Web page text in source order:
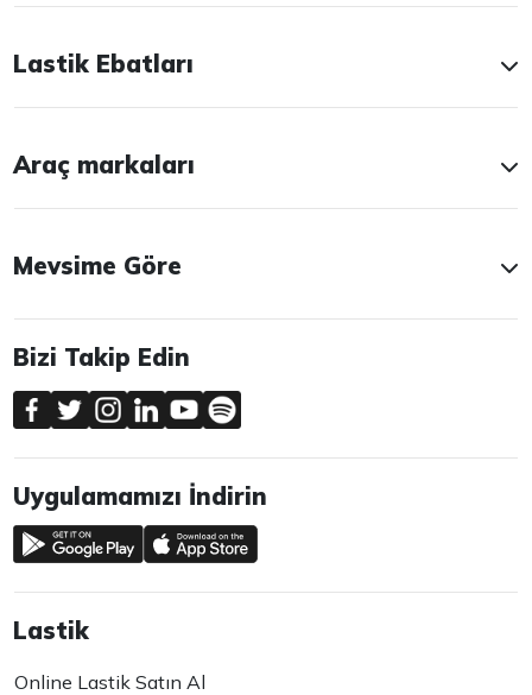
Lastik Ebatları
Araç markaları
Mevsime Göre
Bizi Takip Edin
Uygulamamızı İndirin
Lastik
Online Lastik Satın Al